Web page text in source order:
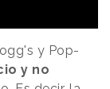
y Pop-
y no